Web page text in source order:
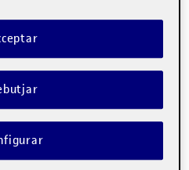
i la resolució automàtica de
en els programes educatius
intel·lectual, és una
fet durant quatre anys a la
System(LIS). En aquest